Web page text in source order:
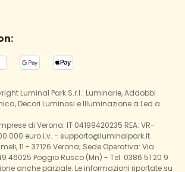
Luminal Park S.r.l.: Luminarie, Addobbi
Decori Luminosi e Illuminazione a Led a
di Verona: IT 04199420235 REA: VR-
euro i.v. - supporto@luminalpark.it
11 - 37126 Verona; Sede Operativa: Via
46025 Poggio Rusco (Mn) - Tel. 0386 51 20 9
anche parziale. Le informazioni riportate su